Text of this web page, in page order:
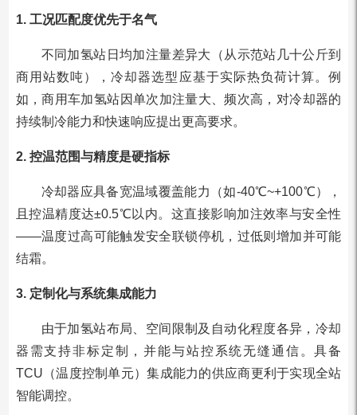
1. 工况匹配度优先于名气
不同加氢站日均加注量差异大（从示范站几十公斤到
商用站数吨），冷却器选型应基于实际热负荷计算。例
如，商用车加氢站因单次加注量大、频次高，对冷却器的
持续制冷能力和快速响应提出更高要求。
2. 控温范围与精度是硬指标
冷却器应具备宽温域覆盖能力（如-40℃~+100℃），
且控温精度达±0.5℃以内。这直接影响加注效率与安全性
——温度过高可能触发安全联锁停机，过低则增加并可能
结霜。
3. 定制化与系统集成能力
由于加氢站布局、空间限制及自动化程度各异，冷却
器需支持非标定制，并能与站控系统无缝通信。具备
TCU（温度控制单元）集成能力的供应商更利于实现全站
智能调控。